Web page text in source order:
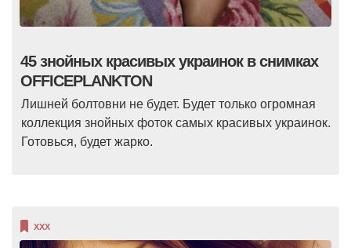
45 знойных красивых украинок в снимках
OFFICEPLANKTON
Лишней болтовни не будет. Будет только огромная
коллекция знойных фоток самых красивых украинок.
Готовься, будет жарко.
XXX